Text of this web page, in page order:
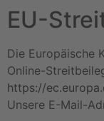
EU-
Die Europäische
Online-
https://
Unsere E-Mail-